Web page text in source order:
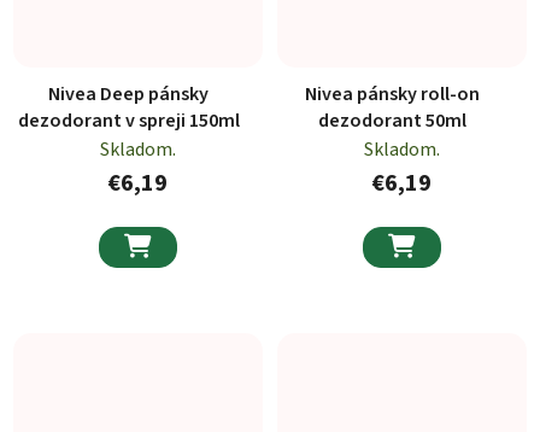
Nivea Deep pánsky
dezodorant v spreji 150ml
Skladom.
€6,19

Nivea pánsky roll-on
dezodorant 50ml
Skladom.
€6,19
